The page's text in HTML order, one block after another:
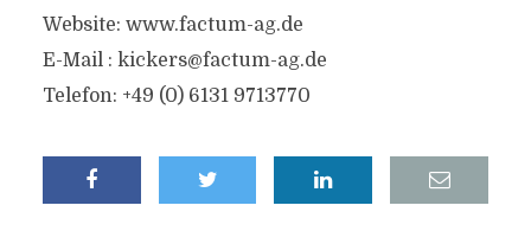
Website: www.factum-ag.de
E-Mail : kickers@factum-ag.de
Telefon: +49 (0) 6131 9713770